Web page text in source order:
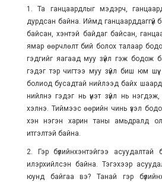
1. Та ганцаардлыг мэдэрч,
дурдсан байна. Иймд ганцаарддаггүй
байсан, хэнтэй байдаг байсан,
ямар өөрчлөлт бий болох талаар
гэдгийг яагаад муу зүйл гэж бодож
гэдэг тэр чигтээ муу зүйл биш юм
болиод бусадтай нийлээд байх
нийлнэ гэдэг нь үнэт зүйл нь нэгдэж,
хэлнэ. Тиймээс өөрийн чинь үзэл
хэн нэгэн харин таны амьдралд
итгэлтэй байна.
2. Гэр бүлийнхэнтэйгээ
илэрхийлсэн байна. Тэгэхээр
юунд байгаа вэ? Танай гэр